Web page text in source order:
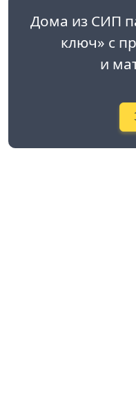
Дома из СИП
ключ» с
и